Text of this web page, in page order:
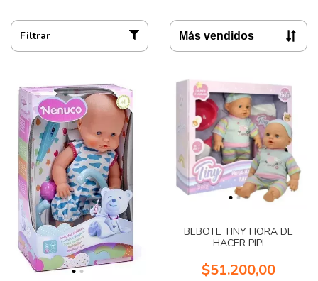
Filtrar
BEBOTE TINY HORA DE
HACER PIPI
$51.200,00